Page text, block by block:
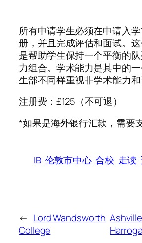
所有申请学生必须在申请入
册，并且完成评估和面试。
是帮助学生保持一个平衡的
力组合。学术能力是其中的
生部不同样重视非学术能力和
注册费：£125（不可退）
*如果是海外银行汇款，需要
IB 伦敦市中心 合校 走读
← Lord Wandsworth
College